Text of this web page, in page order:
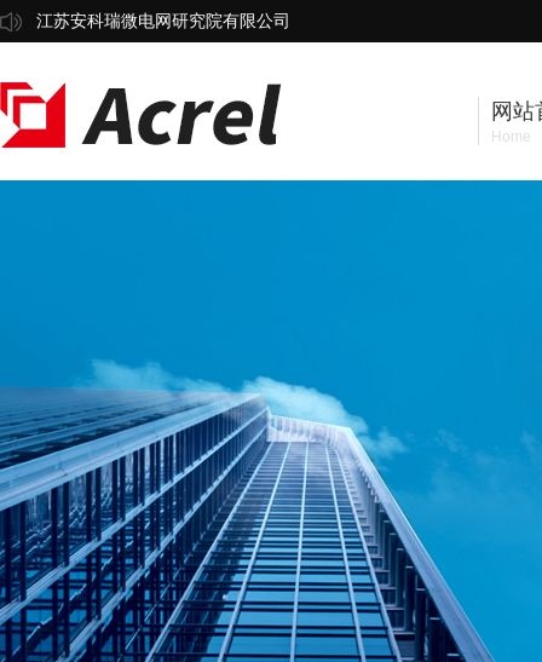
江苏安科瑞微电网研究院有限公司
网站
Home